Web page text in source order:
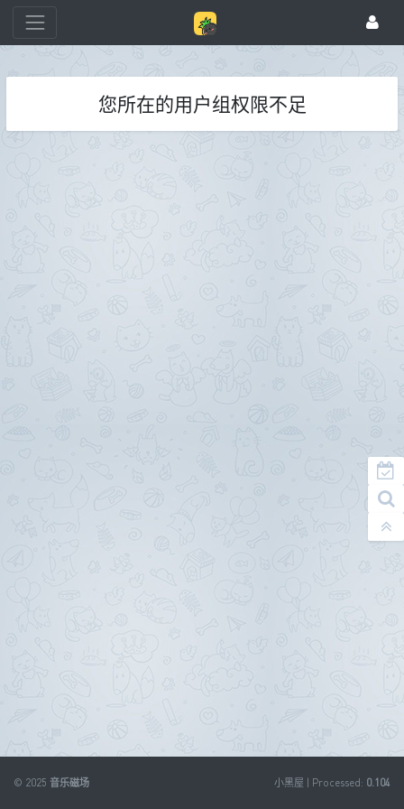
您所在的用户组权限不足
© 2025 音乐磁场 小黑屋 | Processed: 0.104